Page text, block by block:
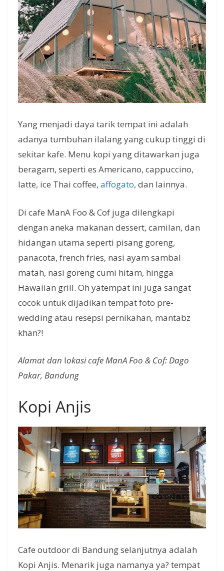
Yang menjadi daya tarik tempat ini adalah
adanya tumbuhan ilalang yang cukup tinggi di
sekitar kafe. Menu kopi yang ditawarkan juga
beragam, seperti es Americano, cappuccino,
latte, ice Thai coffee, affogato, dan lainnya.
Di cafe ManA Foo & Cof juga dilengkapi
dengan aneka makanan dessert, camilan, dan
hidangan utama seperti pisang goreng,
panacota, french fries, nasi ayam sambal
matah, nasi goreng cumi hitam, hingga
Hawaiian grill. Oh yatempat ini juga sangat
cocok untuk dijadikan tempat foto pre-
wedding atau resepsi pernikahan, mantabz
khan?!
Alamat dan lokasi cafe ManA Foo & Cof: Dago
Pakar, Bandung
Kopi Anjis
Cafe outdoor di Bandung selanjutnya adalah
Kopi Anjis. Menarik juga namanya ya? tempat